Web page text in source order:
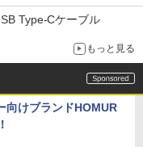
Type-Cケーブル
もっと見る
向けブランドHOMUR